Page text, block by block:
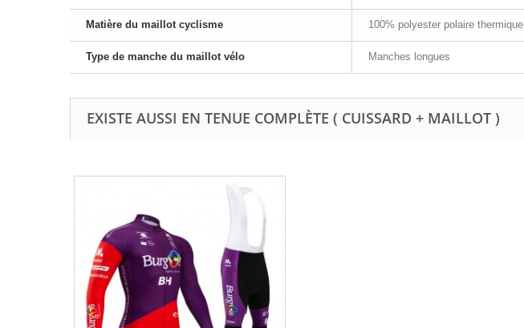
Matière du maillot cyclisme 100% polyester polaire thermique
Type de manche du maillot vélo Manches longues
EXISTE AUSSI EN TENUE COMPLÈTE ( CUISSARD + MAILLOT )